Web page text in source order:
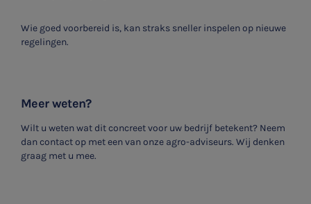
Wie goed voorbereid is, kan straks sneller inspelen op nieuwe
regelingen.
Meer weten?
Wilt u weten wat dit concreet voor uw bedrijf betekent? Neem
dan contact op met een van onze agro-adviseurs. Wij denken
graag met u mee.